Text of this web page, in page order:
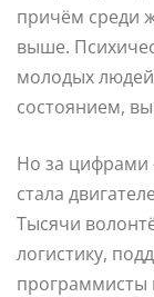
причём среди
выше.
молодых
состоянием,
Но за
стала
Тысячи
логистику,
программисты